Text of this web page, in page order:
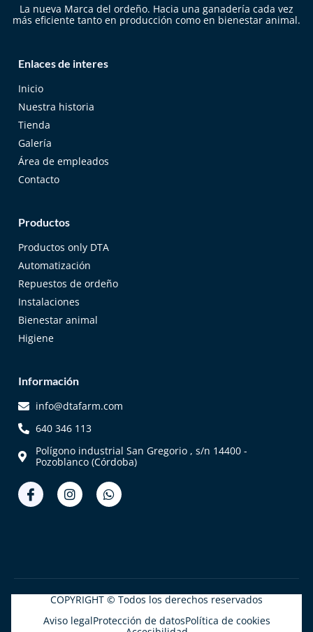
La nueva Marca del ordeño. Hacia una ganadería cada vez
más eficiente tanto en producción como en bienestar animal.
Enlaces de interes
Inicio
Nuestra historia
Tienda
Galería
Área de empleados
Contacto
Productos
Productos only DTA
Automatización
Repuestos de ordeño
Instalaciones
Bienestar animal
Higiene
Información
info@dtafarm.com
640 346 113
Polígono industrial San Gregorio , s/n 14400 -
Pozoblanco (Córdoba)
COPYRIGHT © Todos los derechos reservados
Aviso legalProtección de datosPolítica de cookies